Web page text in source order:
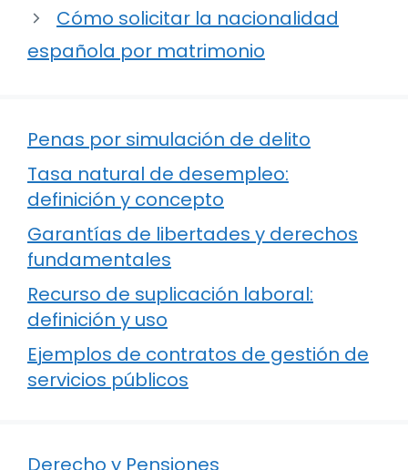
Cómo solicitar la nacionalidad
española por matrimonio
Penas por simulación de delito
Tasa natural de desempleo:
definición y concepto
Garantías de libertades y derechos
fundamentales
Recurso de suplicación laboral:
definición y uso
Ejemplos de contratos de gestión de
servicios públicos
Derecho y Pensiones